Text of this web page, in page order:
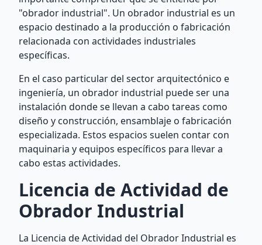
"obrador industrial". Un obrador industrial es un
espacio destinado a la producción o fabricación
relacionada con actividades industriales
específicas.
En el caso particular del sector arquitectónico e
ingeniería, un obrador industrial puede ser una
instalación donde se llevan a cabo tareas como
diseño y construcción, ensamblaje o fabricación
especializada. Estos espacios suelen contar con
maquinaria y equipos específicos para llevar a
cabo estas actividades.
Licencia de Actividad de
Obrador Industrial
La Licencia de Actividad del Obrador Industrial es